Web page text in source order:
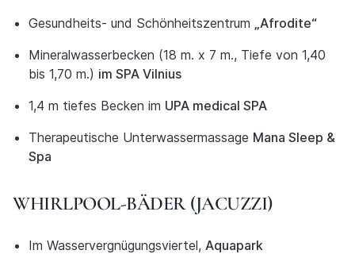
Gesundheits- und Schönheitszentrum
„Afrodite“
Mineralwasserbecken (18 m. x 7 m., Tiefe von 1,40
bis 1,70 m.) im SPA Vilnius
1,4 m tiefes Becken im UPA medical SPA
Therapeutische Unterwassermassage Mana Sleep &
Spa
WHIRLPOOL-BÄDER (JACUZZI)
Im Wasservergnügungsviertel, Aquapark